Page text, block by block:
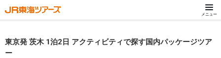
メニュー
東京発 茨木 1泊2日 アクティビティで探す国内パッケージツア
ー